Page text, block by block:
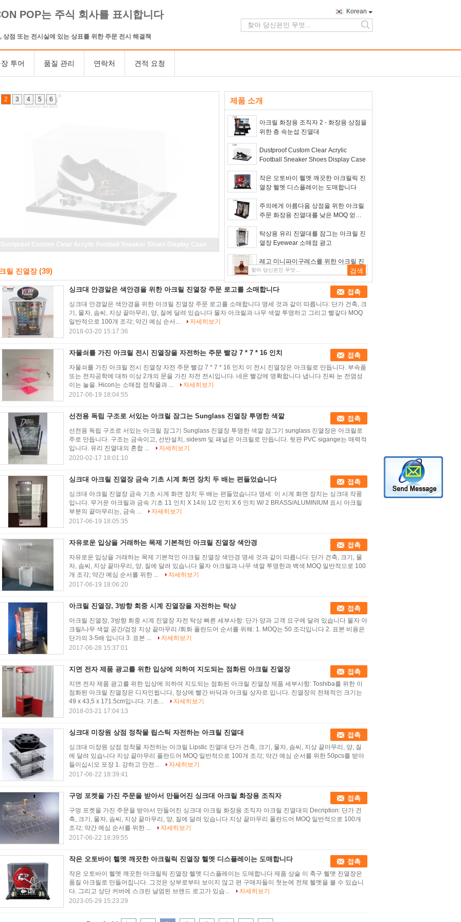
POP는 주식 회사를 표시합니다
상점 또는 전시실에 있는 상표를 위한 주문 전시 해결책
Korean
search
투어 품질 관리 연락처 견적 요청
2 3 4 5 6 제품 소개
아크릴 화장용 조직자 2 - 화장용 상점을
위한 층 속눈섭 진열대
Dustproof Custom Clear Acrylic
Football Sneaker Shoes Display Case
작은 오토바이 헬멧 깨끗한 아크릴릭 진
열장 헬멧 디스플레이는 도매합니다
주의에게 아름다움 상점을 위한 아크릴
주문 화장용 진열대를 낮은 MOQ 얻으
탁상용 유리 진열대를 잠그는 아크릴 진
열장 Eyewear 소매점 광고
레고 미니파이구레스를 위한 아크릴 진
열장 마인피그 사용자정의 디스플레이
릴 진열장 (39)
싱크대 안경알은 색안경을 위한 아크릴 진열장 주문 로고를 소매합니다 접촉
싱크대 안경알은 색안경을 위한 아크릴 진열장 주문 로고를 소매합니다 명세 것과 같이 따릅니다: 단가 건축, 크
기, 물자, 솜씨, 지상 끝마무리, 양, 질에 달려 있습니다 물자 아크릴과 나무 색깔 투명하고 그리고 빨갛다 MOQ
일반적으로 100개 조각; 약간 예심 순서...
자세히보기
2018-03-20 15:17:36
자물쇠를 가진 아크릴 전시 진열장을 자전하는 주문 빨강 7 * 7 * 16 인치 접촉
자물쇠를 가진 아크릴 전시 진열장 자전 주문 빨강 7 * 7 * 16 인치 이 전시 진열장은 아크릴로 만듭니다. 부속품
또는 전자공학에 대하 이상 2개의 문을 가진 자전 전시입니다. 네온 빨강에 명확합니다 냅니다 진짜 눈 전염성
이는 놀을. Hicon는 소매점 정착물과 ...
자세히보기
2017-06-19 18:04:55
선전용 독립 구조로 서있는 아크릴 잠그는 Sunglass 진열장 투명한 색깔 접촉
선전용 독립 구조로 서있는 아크릴 잠그기 Sunglass 진열장 투명한 색깔 잠그기 sunglass 진열장은 아크릴로
주로 만듭니다. 구조는 금속이고, 선반설치, sidesm 및 패널은 아크릴로 만듭니다. 뒷판 PVC sigange는 매력적
입니다. 유리 진열대의 혼합 ...
자세히보기
2020-02-17 18:01:10
싱크대 아크릴 진열장 금속 기초 시계 화면 장치 두 배는 편들었습니다 접촉
싱크대 아크릴 진열장 금속 기초 시계 화면 장치 두 배는 편들었습니다 명세: 이 시계 화면 장치는 싱크대 작풍
입니다. 무거운 아크릴과 금속 기초 11 인치 X 14의 1/2 인치 X 6 인치 W/ 2 BRASS/ALUMINIUM 표시 아크릴
부분의 끝마무리는, 금속 ...
자세히보기
2017-06-19 18:05:35
자유로운 입상을 거래하는 목제 기본적인 아크릴 진열장 색안경 접촉
자유로운 입상을 거래하는 목제 기본적인 아크릴 진열장 색안경 명세 것과 같이 따릅니다: 단가 건축, 크기, 물
자, 솜씨, 지상 끝마무리, 양, 질에 달려 있습니다 물자 아크릴과 나무 색깔 투명한과 백색 MOQ 일반적으로 100
개 조각; 약간 예심 순서를 위한 ...
자세히보기
2017-06-19 18:06:20
아크릴 진열장, 3방향 회중 시계 진열장을 자전하는 탁상 접촉
아크릴 진열장, 3방향 회중 시계 진열장 자전 탁상 빠른 세부사항: 단가 양과 고객 요구에 달려 있습니다 물자 아
크릴/나무 색깔 공간/검정 지상 끝마무리 /회화 폴란드어 순서를 위해: 1. MOQ는 50 조각입니다 2. 표본 비용은
단가의 3-5배 입니다 3. 표본 ...
자세히보기
2017-06-28 15:37:01
지면 전자 제품 광고를 위한 입상에 의하여 지도되는 점화된 아크릴 진열장 접촉
지면 전자 제품 광고를 위한 입상에 의하여 지도되는 점화된 아크릴 진열장 제품 세부사항: Toshiba를 위한 이
점화된 아크릴 진열장은 디자인됩니다, 정상에 빨간 바닥과 아크릴 상자로 입니다. 진열장의 전체적인 크기는
49 x 43,5 x 171.5cm입니다. 기초...
자세히보기
2018-03-21 17:04:13
싱크대 미장원 상점 정착물 립스틱 자전하는 아크릴 진열대 접촉
싱크대 미장원 상점 정착물 자전하는 아크릴 Lipstic 진열대 단가 건축, 크기, 물자, 솜씨, 지상 끝마무리, 양, 질
에 달려 있습니다 지상 끝마무리 폴란드어 MOQ 일반적으로 100개 조각; 약간 예심 순서를 위한 50pcs를 받아
들이십시오 포장 1. 강하고 안전...
자세히보기
2017-06-22 18:39:41
구멍 포켓을 가진 주문을 받아서 만들어진 싱크대 아크릴 화장용 조직자 접촉
구멍 포켓을 가진 주문을 받아서 만들어진 싱크대 아크릴 화장용 조직자 아크릴 진열대의 Decription: 단가 건
축, 크기, 물자, 솜씨, 지상 끝마무리, 양, 질에 달려 있습니다 지상 끝마무리 폴란드어 MOQ 일반적으로 100개
조각; 약간 예심 순서를 위한 ...
자세히보기
2017-06-22 18:39:55
작은 오토바이 헬멧 깨끗한 아크릴릭 진열장 헬멧 디스플레이는 도매합니다 접촉
작은 오토바이 헬멧 깨끗한 아크릴릭 진열장 헬멧 디스플레이는 도매합니다 제품 상술 이 축구 헬맷 진열장은
품질 아크릴로 만들어집니다. 그것은 상부로부터 보이지 않고 편 구매자들이 첫눈에 전체 헬멧을 볼 수 있습니
다. 그리고 상단 커버에 스크린 날염된 브랜드 로고가 있습...
자세히보기
2023-05-29 15:23:29